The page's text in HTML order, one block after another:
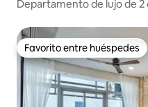
Departamento de lujo de
Favorito entre huéspedes
Favorito entre huéspedes